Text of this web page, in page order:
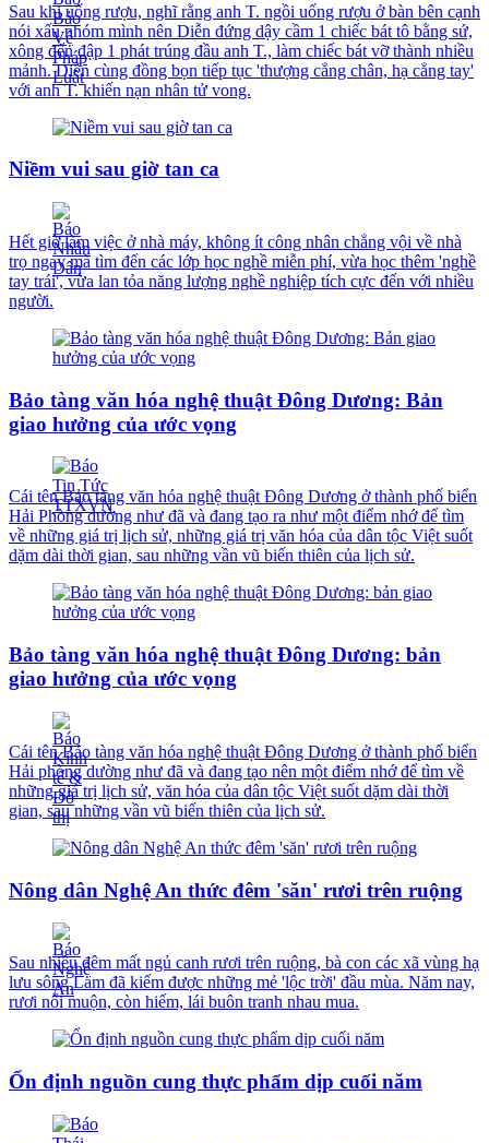
Sau khi uống rượu, nghĩ rằng anh T. ngồi uống rượu ở bàn bên cạnh
nói xấu nhóm mình nên Diễn đứng dậy cầm 1 chiếc bát tô bằng sứ,
xông đến đập 1 phát trúng đầu anh T., làm chiếc bát vỡ thành nhiều
mảnh. Diễn cùng đồng bọn tiếp tục 'thượng cẳng chân, hạ cẳng tay'
với anh T. khiến nạn nhân tử vong.
Niềm vui sau giờ tan ca
Hết giờ làm việc ở nhà máy, không ít công nhân chẳng vội về nhà
trọ ngay mà tìm đến các lớp học nghề miễn phí, vừa học thêm 'nghề
tay trái', vừa lan tỏa năng lượng nghề nghiệp tích cực đến với nhiều
người.
Bảo tàng văn hóa nghệ thuật Đông Dương: Bản
giao hưởng của ước vọng
Cái tên Bảo tàng văn hóa nghệ thuật Đông Dương ở thành phố biển
Hải Phòng dường như đã và đang tạo ra như một điểm nhớ để tìm
về những giá trị lịch sử, những giá trị văn hóa của dân tộc Việt suốt
dặm dài thời gian, sau những vần vũ biến thiên của lịch sử.
Bảo tàng văn hóa nghệ thuật Đông Dương: bản
giao hưởng của ước vọng
Cái tên Bảo tàng văn hóa nghệ thuật Đông Dương ở thành phố biển
Hải phòng dường như đã và đang tạo nên một điểm nhớ để tìm về
những giá trị lịch sử, văn hóa của dân tộc Việt suốt dặm dài thời
gian, sau những vần vũ biến thiên của lịch sử.
Nông dân Nghệ An thức đêm 'săn' rươi trên ruộng
Sau nhiều đêm mất ngủ canh rươi trên ruộng, bà con các xã vùng hạ
lưu sông Lam đã kiếm được những mẻ 'lộc trời' đầu mùa. Năm nay,
rươi nổi muộn, còn hiếm, lái buôn tranh nhau mua.
Ổn định nguồn cung thực phẩm dịp cuối năm